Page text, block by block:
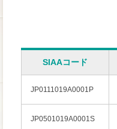
SIAAコード
JP0111019A0001P
JP0501019A0001S